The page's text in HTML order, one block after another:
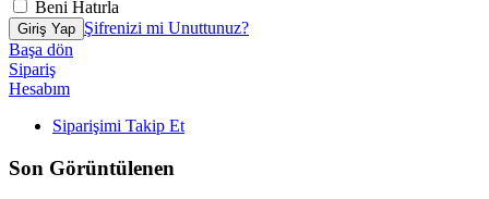
Beni Hatırla
Şifrenizi mi Unuttunuz?
Başa dön
Sipariş
Hesabım
Siparişimi Takip Et
Son Görüntülenen